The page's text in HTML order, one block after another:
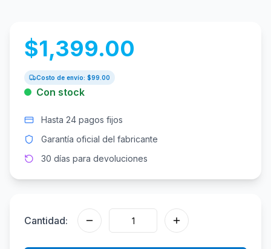
$1,399.00
Costo de envío: $99.00
Con stock
Hasta 24 pagos fijos
Garantía oficial del fabricante
30 días para devoluciones
Cantidad: